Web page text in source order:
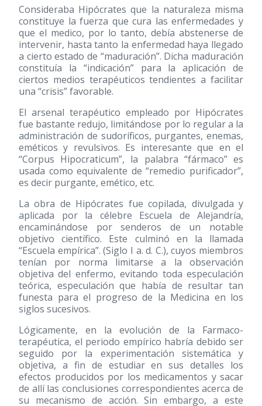
Consideraba Hipócrates que la naturaleza misma
constituye la fuerza que cura las enfermedades y
que el medico, por lo tanto, debía abstenerse de
intervenir, hasta tanto la enfermedad haya llegado
a cierto estado de “maduración”. Dicha maduración
constituía la “indicación” para la aplicación de
ciertos medios terapéuticos tendientes a facilitar
una “crisis” favorable.
El arsenal terapéutico empleado por Hipócrates
fue bastante redujo, limitándose por lo regular a la
administración de sudoríficos, purgantes, enemas,
eméticos y revulsivos. Es interesante que en el
“Corpus Hipocraticum”, la palabra “fármaco” es
usada como equivalente de “remedio purificador”,
es decir purgante, emético, etc.
La obra de Hipócrates fue copilada, divulgada y
aplicada por la célebre Escuela de Alejandría,
encaminándose por senderos de un notable
objetivo científico. Este culminó en la llamada
“Escuela empírica”. (Siglo I a. d. C.), cuyos miembros
tenían por norma limitarse a la observación
objetiva del enfermo, evitando toda especulación
teórica, especulación que había de resultar tan
funesta para el progreso de la Medicina en los
siglos sucesivos.
Lógicamente, en la evolución de la Farmaco-
terapéutica, el periodo empírico habría debido ser
seguido por la experimentación sistemática y
objetiva, a fin de estudiar en sus detalles los
efectos producidos por los medicamentos y sacar
de allí las conclusiones correspondientes acerca de
su mecanismo de acción. Sin embargo, a este